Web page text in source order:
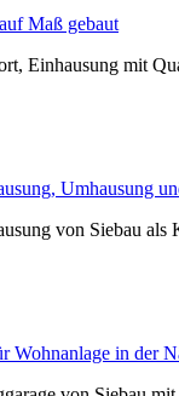
Maß gebaut
Umhausung
Wohnanlage in der